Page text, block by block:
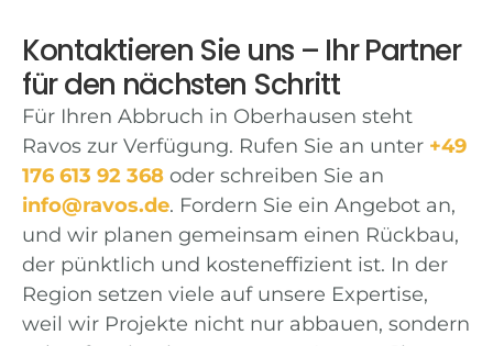
Kontaktieren Sie uns – Ihr Partner
für den nächsten Schritt
Für Ihren Abbruch in Oberhausen steht
Ravos zur Verfügung. Rufen Sie an unter +49
176 613 92 368 oder schreiben Sie an
info@ravos.de. Fordern Sie ein Angebot an,
und wir planen gemeinsam einen Rückbau,
der pünktlich und kosteneffizient ist. In der
Region setzen viele auf unsere Expertise,
weil wir Projekte nicht nur abbauen, sondern